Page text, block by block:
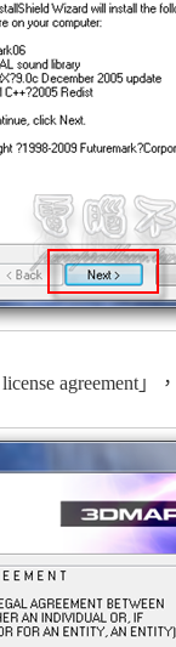
agreement」